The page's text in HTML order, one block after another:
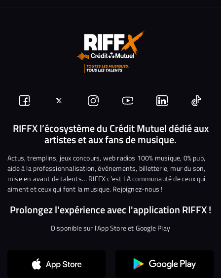
Suivez-
nous
Facebook
Suivez-
nous
sur
Twitter
Nous
rejoindre
sur
Instagram
Nous
rejoindre
sur
YouTube
Nous
rejoindre
sur
Linkedin
Nous
RIFFX l’écosystème du Crédit Mutuel dédié aux
artistes et aux fans de musique.
Actus, tremplins, jeux concours, web radios 100% musique, 0% pub,
aide à la professionnalisation, événements, billetterie, mur du son,
mise en avant de talents… RIFFX c’est LA communauté de ceux qui
aiment et ceux qui font la musique. Rejoignez-nous !
Prolongez l'expérience avec l'application RIFFX !
Disponible sur l'App Store et Google Play